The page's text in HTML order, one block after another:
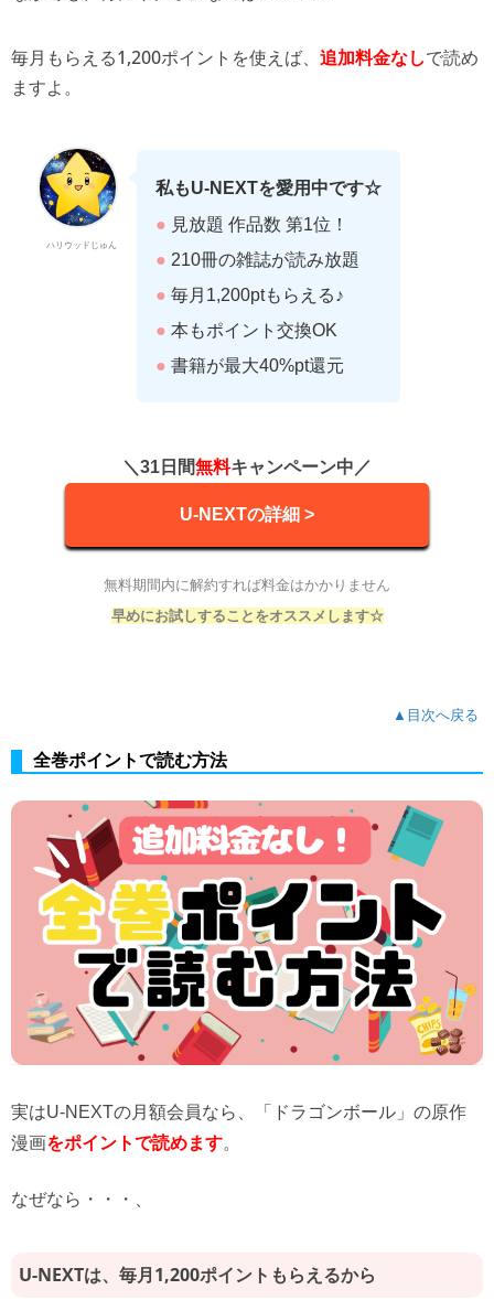
毎月もらえる1,200ポイントを使えば、 追加料金なしで読め
ますよ。
ハリウッドじゅん
私もU-NEXTを愛用中です☆
● 見放題 作品数 第1位！
● 210冊の雑誌が読み放題
● 毎月1,200ptもらえる♪
● 本もポイント交換OK
● 書籍が最大40%pt還元
＼31日間無料キャンペーン中／
U-NEXTの詳細 >
無料期間内に解約すれば料金はかかりません
早めにお試しすることをオススメします☆
▲目次へ戻る
全巻ポイントで読む方法
実はU-NEXTの月額会員なら、「ドラゴンボール」の原作
漫画をポイントで読めます。
なぜなら・・・、
U-NEXTは、毎月1,200ポイントもらえるから